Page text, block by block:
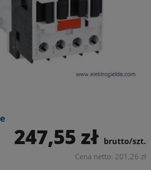
247,55 zł brutto/szt.
Cena netto: 201,26 zł